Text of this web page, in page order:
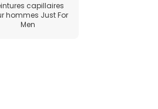
capillaires
hommes Just For
Men